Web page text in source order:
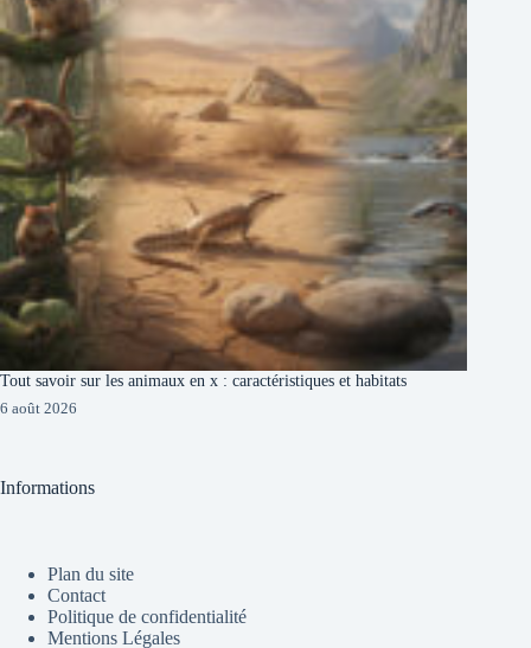
Tout savoir sur les animaux en x : caractéristiques et habitats
6 août 2026
Informations
Plan du site
Contact
Politique de confidentialité
Mentions Légales